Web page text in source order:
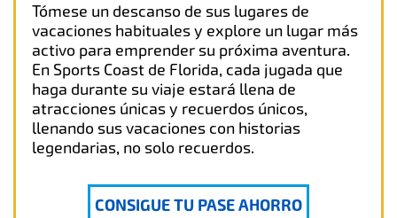
Tómese un descanso de sus lugares de
vacaciones habituales y explore un lugar más
activo para emprender su próxima aventura.
En Sports Coast de Florida, cada jugada que
haga durante su viaje estará llena de
atracciones únicas y recuerdos únicos,
llenando sus vacaciones con historias
legendarias, no solo recuerdos.
CONSIGUE TU PASE AHORRO